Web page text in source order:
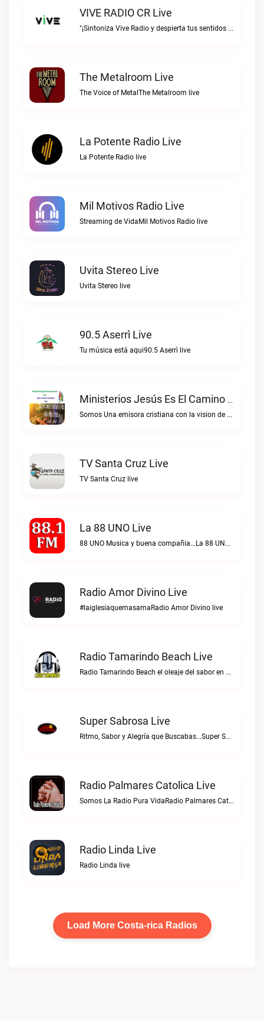
VIVE RADIO CR Live
"¡Sintoniza Vive Radio y despierta tus sentidos al ritmo de la vida!"VIVE RADIO CR live
The Metalroom Live
The Voice of MetalThe Metalroom live
La Potente Radio Live
La Potente Radio live
Mil Motivos Radio Live
Streaming de VidaMil Motivos Radio live
Uvita Stereo Live
Uvita Stereo live
90.5 Aserrì Live
Tu música está aqui90.5 Aserrì live
Ministerios Jesús Es El Camino Live
Somos Una emisora cristiana con la vision de alcanzar las almas para Cristo.Ministerios Jesús es el Camino live
TV Santa Cruz Live
TV Santa Cruz live
La 88 UNO Live
88 UNO Musica y buena compañia...La 88 UNO live
Radio Amor Divino Live
#laiglesiaquemasamaRadio Amor Divino live
Radio Tamarindo Beach Live
Radio Tamarindo Beach el oleaje del sabor en Costa RicaRadio Tamarindo Beach live
Super Sabrosa Live
Ritmo, Sabor y Alegría que Buscabas...Super Sabrosa live
Radio Palmares Catolica Live
Somos La Radio Pura VidaRadio Palmares Catolica live
Radio Linda Live
Radio Linda live
Load More Costa-rica Radios